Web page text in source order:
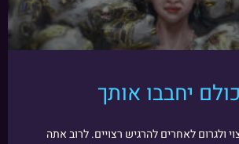
יחבבו אותך
ולגרום לאחרים להרגיש רצויים. לרוב אתה